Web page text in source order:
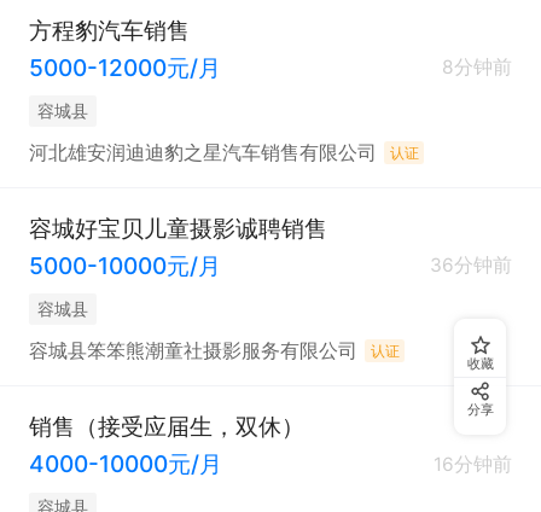
方程豹汽车销售
5000-12000元/月
8分钟前
容城县
河北雄安润迪迪豹之星汽车销售有限公司 认证
容城好宝贝儿童摄影诚聘销售
5000-10000元/月
36分钟前
容城县
容城县笨笨熊潮童社摄影服务有限公司 认证
销售（接受应届生，双休）
4000-10000元/月
16分钟前
容城县
收藏
分享